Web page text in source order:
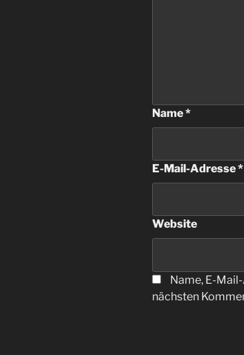
Name*
E-Mail-Adresse*
Website
Name, E-
nächsten